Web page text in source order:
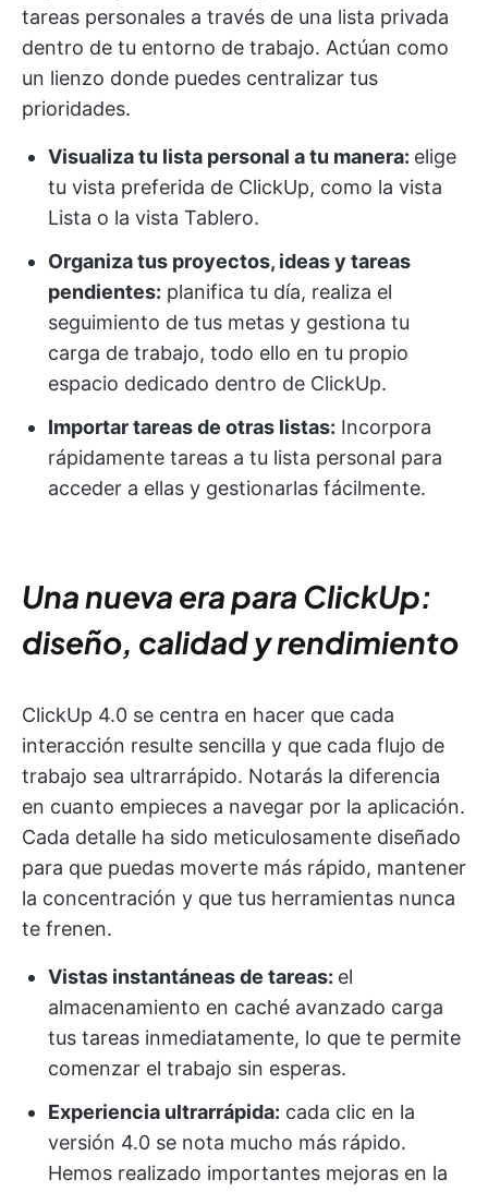
tareas personales a través de una lista privada
dentro de tu entorno de trabajo. Actúan como
un lienzo donde puedes centralizar tus
prioridades.
Visualiza tu lista personal a tu manera: elige
tu vista preferida de ClickUp, como la vista
Lista o la vista Tablero.
Organiza tus proyectos, ideas y tareas
pendientes: planifica tu día, realiza el
seguimiento de tus metas y gestiona tu
carga de trabajo, todo ello en tu propio
espacio dedicado dentro de ClickUp.
Importar tareas de otras listas: Incorpora
rápidamente tareas a tu lista personal para
acceder a ellas y gestionarlas fácilmente.
Una nueva era para ClickUp:
diseño, calidad y rendimiento
ClickUp 4.0 se centra en hacer que cada
interacción resulte sencilla y que cada flujo de
trabajo sea ultrarrápido. Notarás la diferencia
en cuanto empieces a navegar por la aplicación.
Cada detalle ha sido meticulosamente diseñado
para que puedas moverte más rápido, mantener
la concentración y que tus herramientas nunca
te frenen.
Vistas instantáneas de tareas: el
almacenamiento en caché avanzado carga
tus tareas inmediatamente, lo que te permite
comenzar el trabajo sin esperas.
Experiencia ultrarrápida: cada clic en la
versión 4.0 se nota mucho más rápido.
Hemos realizado importantes mejoras en la